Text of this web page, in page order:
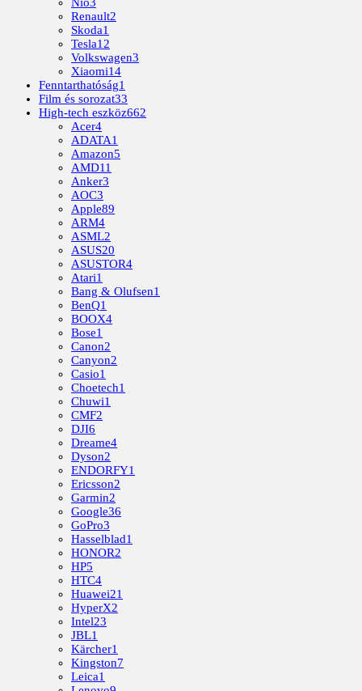
Nio3
Renault2
Skoda1
Tesla12
Volkswagen3
Xiaomi14
Fenntarthatóság1
Film és sorozat33
High-tech eszköz662
Acer4
ADATA1
Amazon5
AMD11
Anker3
AOC3
Apple89
ARM4
ASML2
ASUS20
ASUSTOR4
Atari1
Bang & Olufsen1
BenQ1
BOOX4
Bose1
Canon2
Canyon2
Casio1
Choetech1
Chuwi1
CMF2
DJI6
Dreame4
Dyson2
ENDORFY1
Ericsson2
Garmin2
Google36
GoPro3
Hasselblad1
HONOR2
HP5
HTC4
Huawei21
HyperX2
Intel23
JBL1
Kärcher1
Kingston7
Leica1